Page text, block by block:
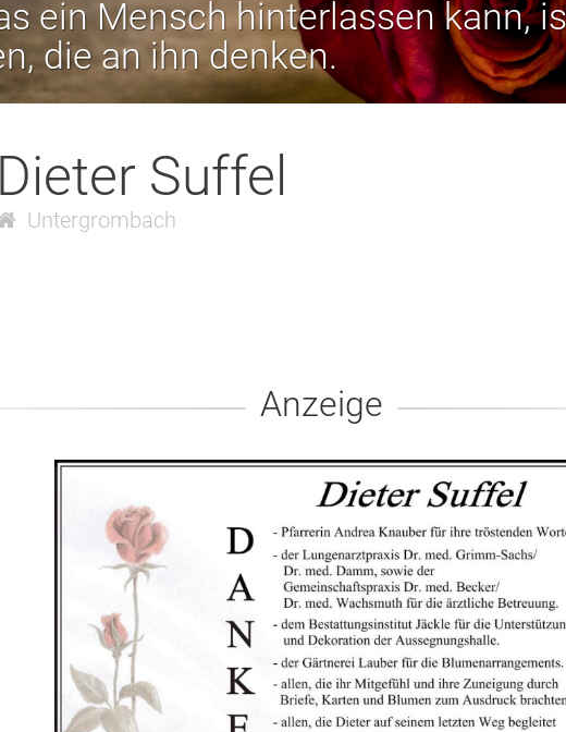
ein Mensch hinterlassen kann,
die an ihn denken.
Dieter Suffel
Untergrombach
Anzeige